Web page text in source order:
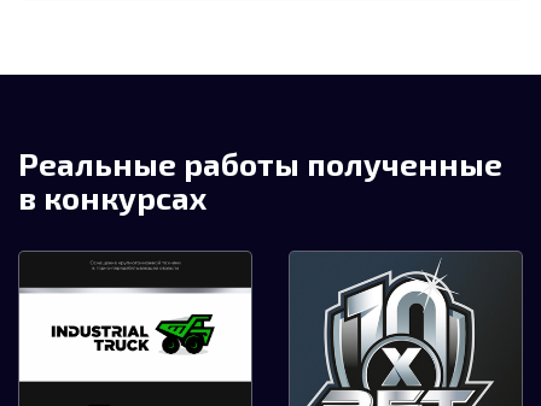
Реальные работы полученные
в конкурсах